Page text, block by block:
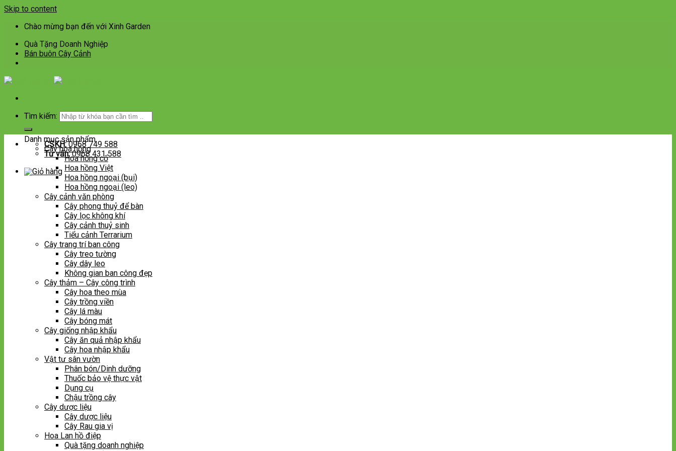
Skip to content
Chào mừng bạn đến với Xinh Garden
Quà Tặng Doanh Nghiệp
Bán buôn Cây Cảnh
Tìm kiếm:
CSKH:0968 749 588
Tư vấn:0968 431 588
Danh mục sản phẩm
Cây hoa hồng
Hoa hồng cổ
Hoa hồng Việt
Hoa hồng ngoại (bụi)
Hoa hồng ngoại (leo)
Cây cảnh văn phòng
Cây phong thuỷ để bàn
Cây lọc không khí
Cây cảnh thuỷ sinh
Tiểu cảnh Terrarium
Cây trang trí ban công
Cây treo tường
Cây dây leo
Không gian ban công đẹp
Cây thảm – Cây công trình
Cây hoa theo mùa
Cây trồng viền
Cây lá màu
Cây bóng mát
Cây giống nhập khẩu
Cây ăn quả nhập khẩu
Cây hoa nhập khẩu
Vật tư sân vườn
Phân bón/Dinh dưỡng
Thuốc bảo vệ thực vật
Dụng cụ
Chậu trồng cây
Cây dược liệu
Cây dược liệu
Cây Rau gia vị
Hoa Lan hồ điệp
Quà tặng doanh nghiệp